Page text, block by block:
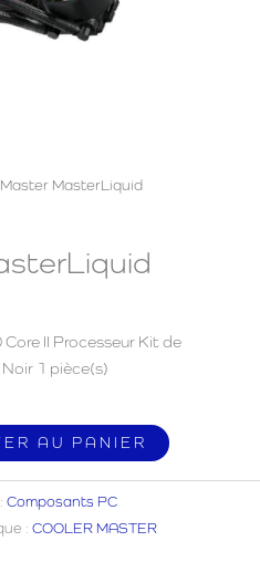
MasterLiquid
II Processeur Kit de
1 pièce(s)
AU PANIER
Composants PC
: COOLER MASTER